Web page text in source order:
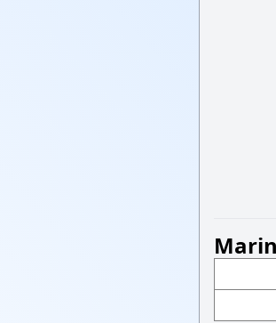
Marin